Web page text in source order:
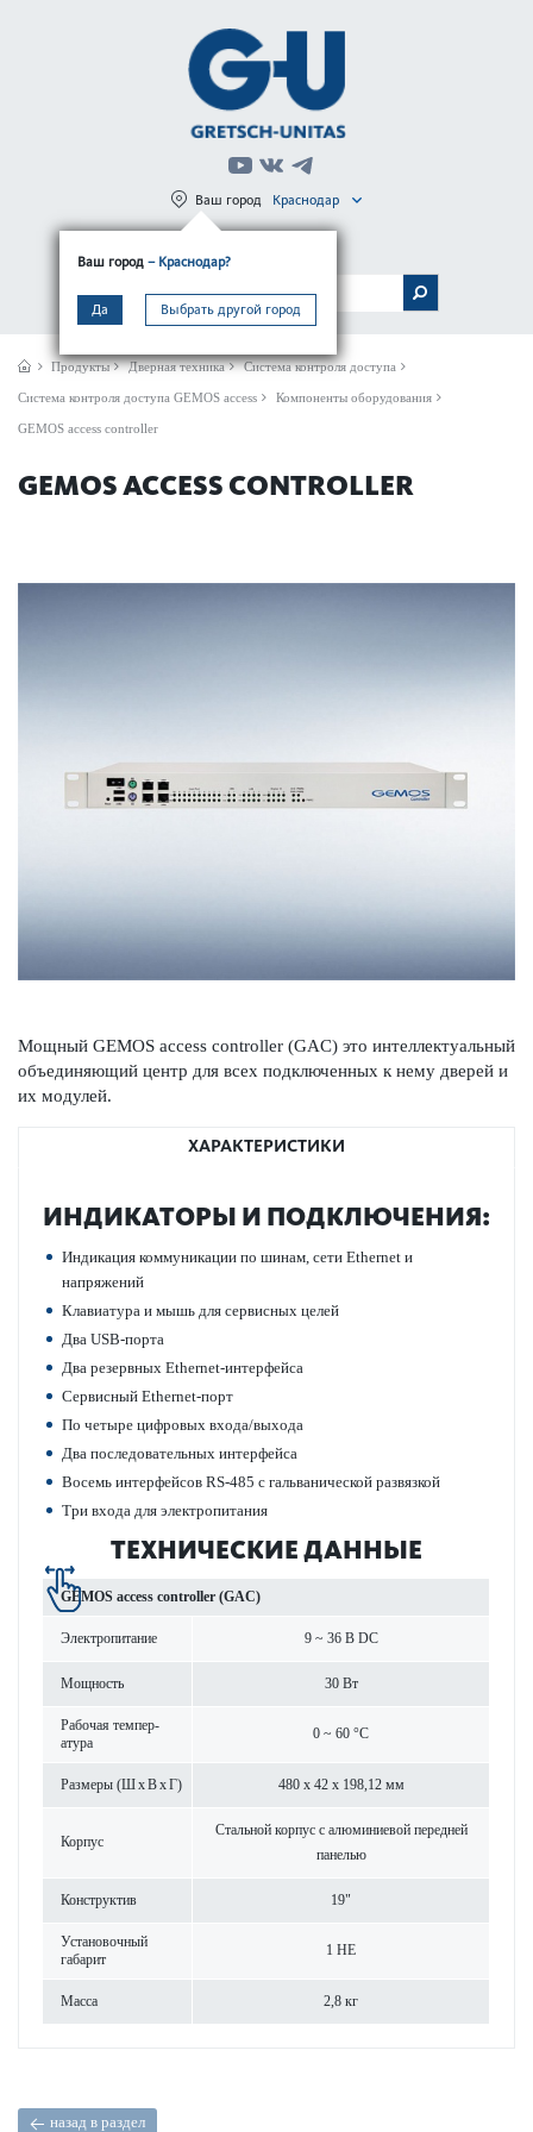
Ваш город – Краснодар?
Да Выбрать другой город
Ваш город Краснодар
МЕНЮ
Продукты Дверная техника Система контроля доступа
Система контроля доступа GEMOS access Компоненты оборудования
GEMOS access controller
GEMOS ACCESS CONTROLLER
Мощный GEMOS access controller (GAC) это интеллектуальный
объединяющий центр для всех под­ключенных к нему дверей и
их модулей.
ХАРАКТЕРИСТИКИ
ИНДИ­К­АТОРЫ И ПОД­КЛЮЧЕНИЯ:
Индик­ация коммуник­ации по шинам, сети Ethernet и
напряжений
Клав­иа­тура и мышь для серв­исных целей
Два USB-порта
Два рез­ервных Ethernet-интерфейса
Серв­исный Ethernet-порт
По четыре цифр­овых входа/выхода
Два пос­л­едо­вательных интерфейса
Восемь интерфейсов RS-485 с гальванической развязкой
Три входа для электропитания
ТЕХНИЧЕСКИЕ ДАННЫЕ
GEMOS access controller (GAC)
Электропитание 9 ~ 36 В DC
Мощность 30 Вт
Рабочая темпер­
атура
0 ~ 60 °C
Размеры (Ш x В x Г) 480 x 42 x 198,12 мм
Корпус
Стальной корпус с алюминиевой пер­едней
панелью
Конструктив 19"
Установочный
габарит
1 HE
Масса 2,8 кг
назад в раздел